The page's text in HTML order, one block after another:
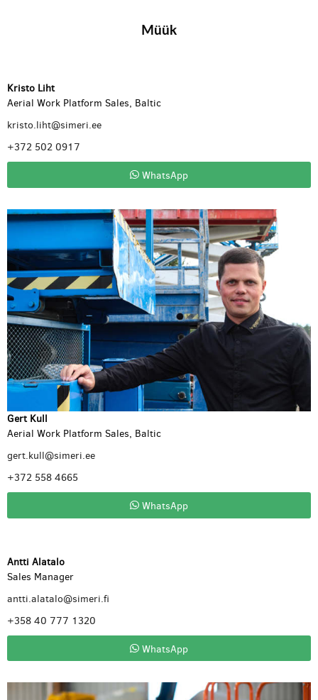
Müük
Kristo Liht
Aerial Work Platform Sales, Baltic
kristo.liht@simeri.ee
+372 502 0917
WhatsApp
Gert Kull
Aerial Work Platform Sales, Baltic
gert.kull@simeri.ee
+372 558 4665
WhatsApp
Antti Alatalo
Sales Manager
antti.alatalo@simeri.fi
+358 40 777 1320
WhatsApp